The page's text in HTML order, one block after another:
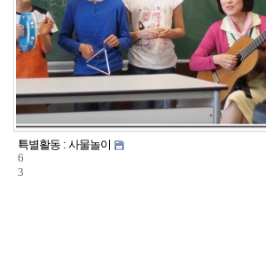
1
6
3
특별활동 : 사물놀이